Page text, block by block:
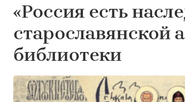
«Россия есть
старославянской
библиотеки